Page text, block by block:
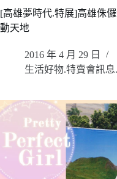
[高雄夢時代.特展]高雄侏
動天地
2016 年 4 月 29 日
生活好物.特賣會訊